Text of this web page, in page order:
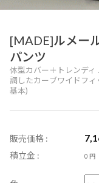
[MADE]ルメー
パンツ
体型カバー＋トレンデ
調したカーブワイドフ
基本)
販売価格 :
積立金 : 0 円